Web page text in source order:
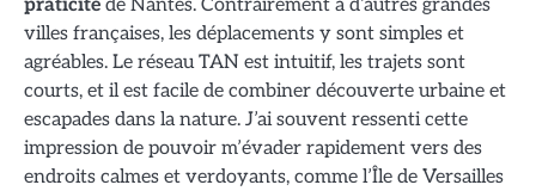
villes françaises, les déplacements y sont simples et
agréables. Le réseau TAN est intuitif, les trajets sont
courts, et il est facile de combiner découverte urbaine et
escapades dans la nature. J’ai souvent ressenti cette
impression de pouvoir m’évader rapidement vers des
endroits calmes et verdoyants, comme l’Île de Versailles